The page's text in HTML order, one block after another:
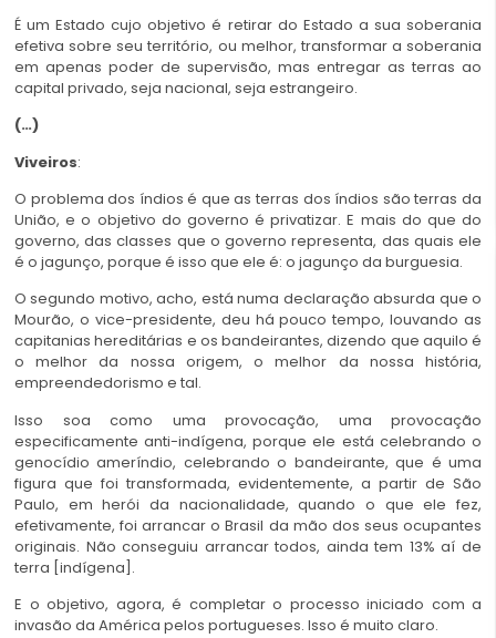
É um Estado cujo objetivo é retirar do Estado a sua soberania
efetiva sobre seu território, ou melhor, transformar a soberania
em apenas poder de supervisão, mas entregar as terras ao
capital privado, seja nacional, seja estrangeiro.
(…)
Viveiros:
O problema dos índios é que as terras dos índios são terras da
União, e o objetivo do governo é privatizar. E mais do que do
governo, das classes que o governo representa, das quais ele
é o jagunço, porque é isso que ele é: o jagunço da burguesia.
O segundo motivo, acho, está numa declaração absurda que o
Mourão, o vice-presidente, deu há pouco tempo, louvando as
capitanias hereditárias e os bandeirantes, dizendo que aquilo é
o melhor da nossa origem, o melhor da nossa história,
empreendedorismo e tal.
Isso soa como uma provocação, uma provocação
especificamente anti-indígena, porque ele está celebrando o
genocídio ameríndio, celebrando o bandeirante, que é uma
figura que foi transformada, evidentemente, a partir de São
Paulo, em herói da nacionalidade, quando o que ele fez,
efetivamente, foi arrancar o Brasil da mão dos seus ocupantes
originais. Não conseguiu arrancar todos, ainda tem 13% aí de
terra [indígena].
E o objetivo, agora, é completar o processo iniciado com a
invasão da América pelos portugueses. Isso é muito claro.